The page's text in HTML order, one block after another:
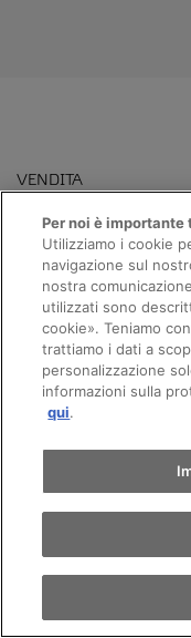
VENDITA
SERVIZIO
AMAG
SEAT, Škoda,
Per noi è
Utilizziamo i cookie
navigazione sul
nostra
utilizzati sono
cookie». Teniamo
trattiamo i dati a
personalizzazione
informazioni sulla
qui.